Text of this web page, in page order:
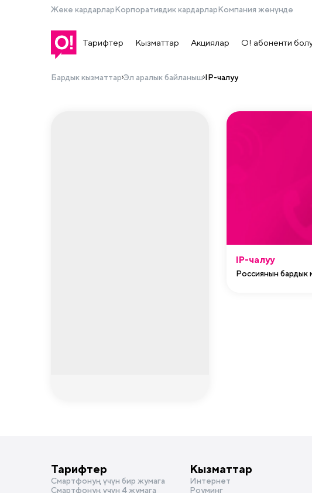
Жеке кардарларКорпоративдик кардарларКомпания жөнүндө
Тарифтер Кызматтар Акциялар О! абоненти
Бардык кызматтар Эл аралык байланыш IP-чалуу
IP-чалуу
Россиянын
Тарифтер
Смартфонуң үчүн бир жумага
Смартфонуң үчүн 4 жумага
Кызматтар
Интернет
Роуминг